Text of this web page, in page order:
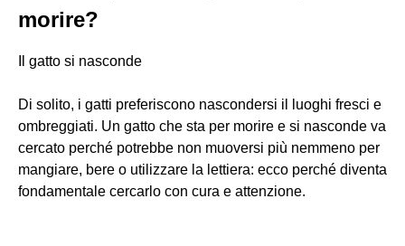
morire?
Il gatto si nasconde
Di solito, i gatti preferiscono nascondersi il luoghi fresci e
ombreggiati. Un gatto che sta per morire e si nasconde va
cercato perché potrebbe non muoversi più nemmeno per
mangiare, bere o utilizzare la lettiera: ecco perché diventa
fondamentale cercarlo con cura e attenzione.